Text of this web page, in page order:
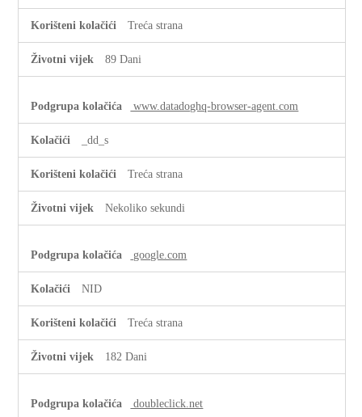
Treća strana
89 Dani
www.datadoghq-browser-agent.com
_dd_s
Treća strana
Nekoliko sekundi
google.com
NID
Treća strana
182 Dani
doubleclick.net